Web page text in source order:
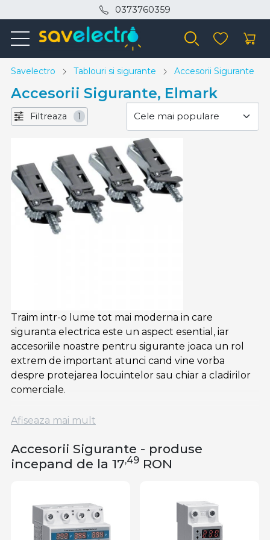
0373760359
Savelectro Tablouri si sigurante Accesorii Sigurante
Accesorii Sigurante, Elmark
Filtreaza 1
Traim intr-o lume tot mai moderna in care
siguranta electrica este un aspect esential, iar
accesoriile noastre pentru sigurante joaca un rol
extrem de important atunci cand vine vorba
despre protejarea locuintelor sau chiar a cladirilor
comerciale.
Produsele din aceasta gama sunt atent proiectate,
fabricate din materiale de inalta calitate si sunt
concepute pentru a asigura functionarea optima a
sistemelor electrice si pentru a oferi linistea de care
ai nevoie. Aceste accesorii sunt potrivite si
deoarece adauga un plus de protectie sistemului
tau electric.
Afiseaza mai mult
Accesorii Sigurante - produse
incepand de la 17,49 RON